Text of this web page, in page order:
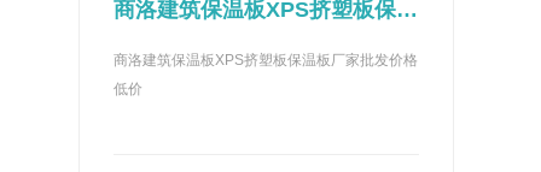
沫板厂家
哪个厂家好
商洛好的建筑保温板发泡水泥保温板销售
商洛建筑保温板XPS挤塑板保温板厂家批发价格低价
商洛建筑保温板XPS挤塑板保温板厂家批发价格
低价